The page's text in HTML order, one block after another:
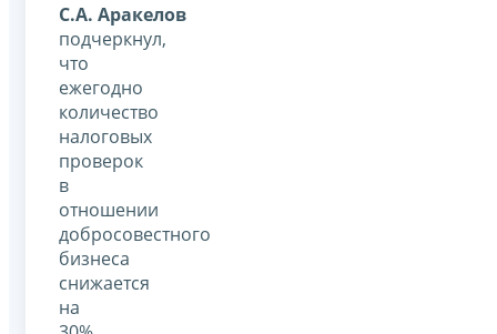
С.А. Аракелов
подчеркнул,
что
ежегодно
количество
налоговых
проверок
в
отношении
добросовестного
бизнеса
снижается
на